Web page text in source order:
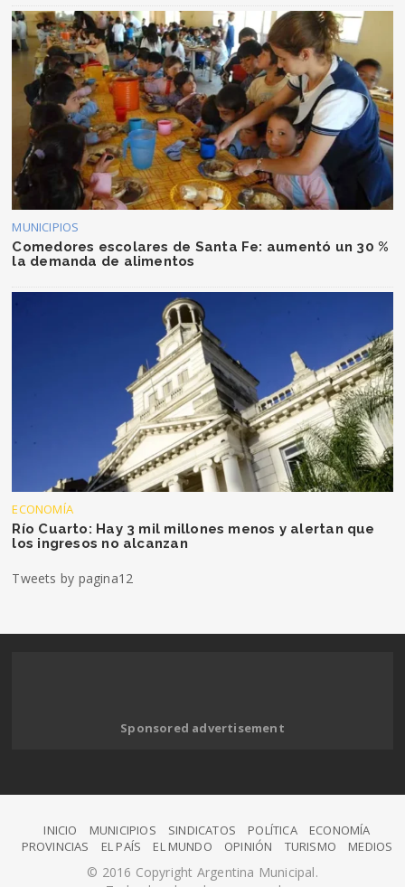
MUNICIPIOS
Comedores escolares de Santa Fe: aumentó un 30 %
la demanda de alimentos
ECONOMÍA
Río Cuarto: Hay 3 mil millones menos y alertan que
los ingresos no alcanzan
Tweets by pagina12
Sponsored advertisement
INICIO MUNICIPIOS SINDICATOS POLÍTICA
ECONOMÍA
PROVINCIAS
EL PAÍS EL MUNDO OPINIÓN TURISMO MEDIOS
© 2016 Copyright Argentina Municipal.